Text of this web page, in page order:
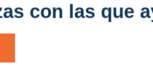
con las que